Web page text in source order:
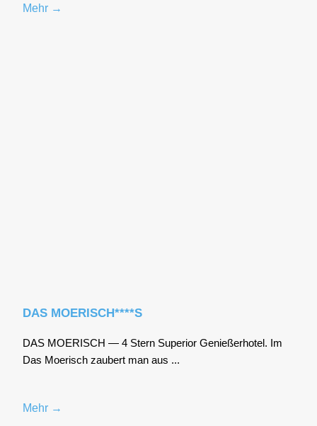
Mehr →
DAS MOERISCH****S
DAS MOERISCH — 4 Stern Supe­ri­or Genie­ßer­ho­tel. Im
Das Moe­risch zau­bert man aus ...
Mehr →